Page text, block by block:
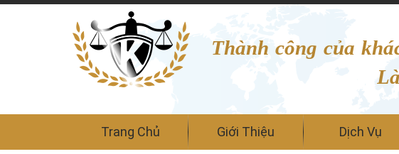
Thành công của
Trang Chủ Giới Thiệu Dịch Vụ